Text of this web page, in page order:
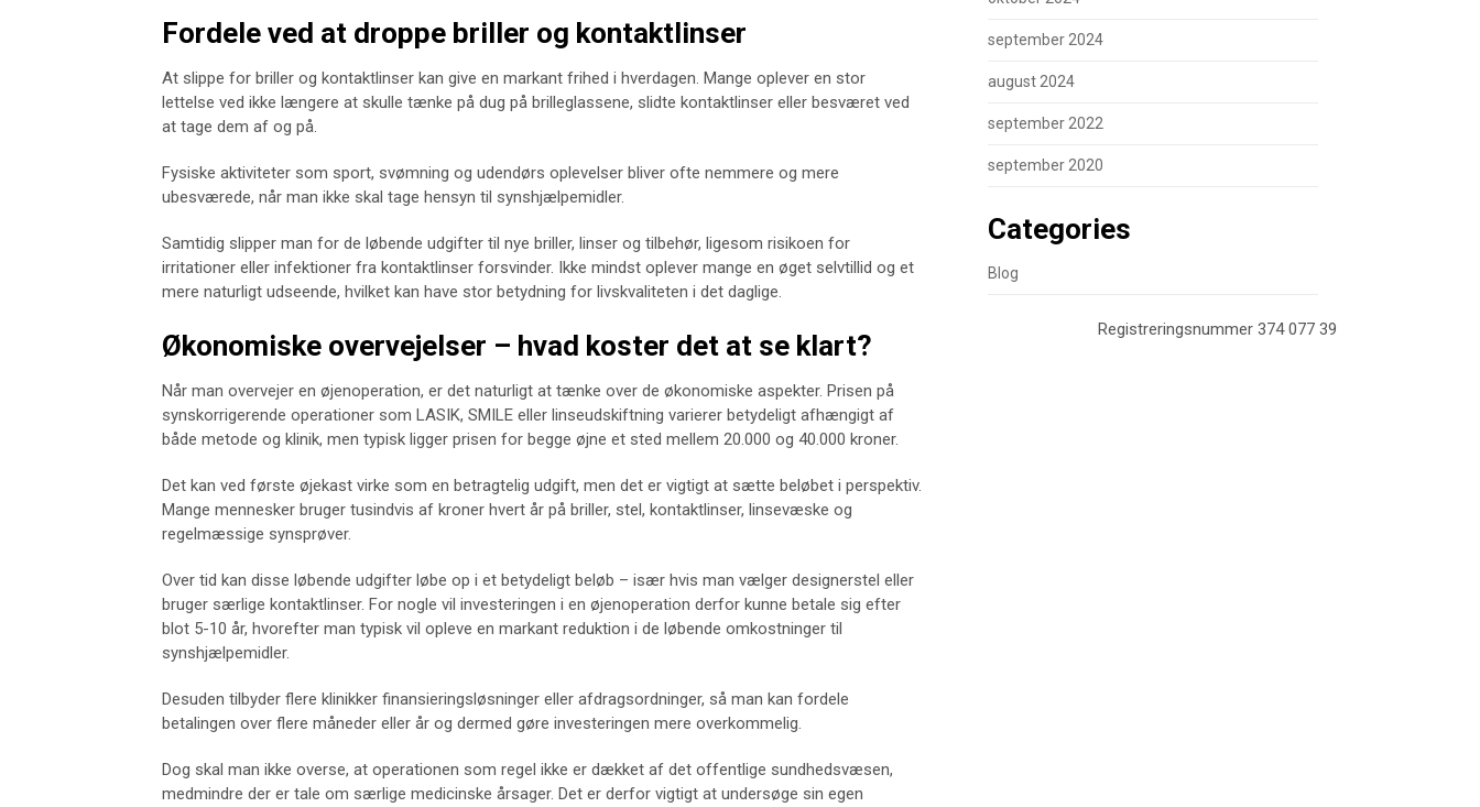
Fordele ved at droppe briller og kontaktlinser
At slippe for briller og kontaktlinser kan give en markant frihed i hverdagen. Mange oplever en stor
lettelse ved ikke længere at skulle tænke på dug på brilleglassene, slidte kontaktlinser eller besværet ved
at tage dem af og på.
Fysiske aktiviteter som sport, svømning og udendørs oplevelser bliver ofte nemmere og mere
ubesværede, når man ikke skal tage hensyn til synshjælpemidler.
Samtidig slipper man for de løbende udgifter til nye briller, linser og tilbehør, ligesom risikoen for
irritationer eller infektioner fra kontaktlinser forsvinder. Ikke mindst oplever mange en øget selvtillid og et
mere naturligt udseende, hvilket kan have stor betydning for livskvaliteten i det daglige.
Økonomiske overvejelser – hvad koster det at se klart?
Når man overvejer en øjenoperation, er det naturligt at tænke over de økonomiske aspekter. Prisen på
synskorrigerende operationer som LASIK, SMILE eller linseudskiftning varierer betydeligt afhængigt af
både metode og klinik, men typisk ligger prisen for begge øjne et sted mellem 20.000 og 40.000 kroner.
Det kan ved første øjekast virke som en betragtelig udgift, men det er vigtigt at sætte beløbet i perspektiv.
Mange mennesker bruger tusindvis af kroner hvert år på briller, stel, kontaktlinser, linsevæske og
regelmæssige synsprøver.
Over tid kan disse løbende udgifter løbe op i et betydeligt beløb – især hvis man vælger designerstel eller
bruger særlige kontaktlinser. For nogle vil investeringen i en øjenoperation derfor kunne betale sig efter
blot 5-10 år, hvorefter man typisk vil opleve en markant reduktion i de løbende omkostninger til
synshjælpemidler.
Desuden tilbyder flere klinikker finansieringsløsninger eller afdragsordninger, så man kan fordele
betalingen over flere måneder eller år og dermed gøre investeringen mere overkommelig.
Dog skal man ikke overse, at operationen som regel ikke er dækket af det offentlige sundhedsvæsen,
medmindre der er tale om særlige medicinske årsager. Det er derfor vigtigt at undersøge sin egen
september 2024
august 2024
september 2022
september 2020
Categories
Blog
Registreringsnummer 374 077 39